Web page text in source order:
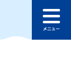
ュ